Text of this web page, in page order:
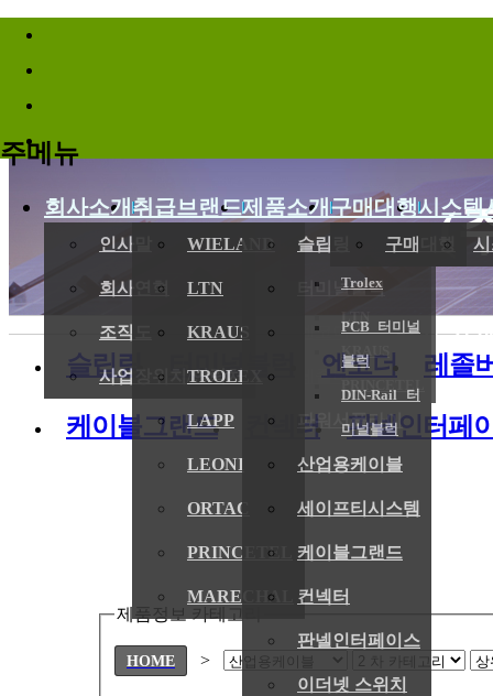
바로가기메뉴
주메뉴
회사소개
인사말
회사연혁
조직도
사업장위치/연락처
취급브랜드
WIELAND
LTN
KRAUS
TROLEX
LAPP
LEONI
ORTAC
PRINCETEL
MARECHAL
제품소개
슬립링
Trolex
LTN
KRAUS
PRINCETEL
터미널블럭
PCB 터미널
블럭
DIN-Rail 터
미널블럭
엔코더
레졸버
파워서플라이
산업용케이블
세이프티시스템
케이블그랜드
컨넥터
판넬인터페이스
이더넷 스위치
구매대행
구매대행
시스템
(
전기,기
슬립링 터미널블럭 엔코더 레졸
케이블그랜드 컨넥터 판넬인터페
제품정보 카테고리
HOME >